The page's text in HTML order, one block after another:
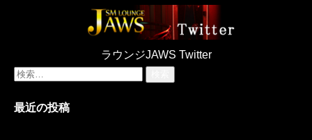
ラウンジJAWS Twitter
検
最近の投稿